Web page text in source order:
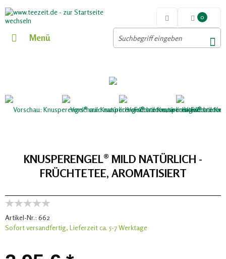
0
Menü
KNUSPERENGEL® MILD NATÜRLICH -
FRÜCHTETEE, AROMATISIERT
Artikel-Nr.: 662
Sofort versandfertig, Lieferzeit ca. 5-7 Werktage